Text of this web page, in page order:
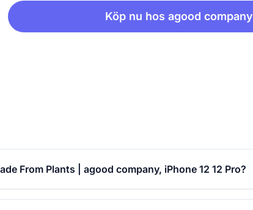
Köp nu hos agood company
From Plants | agood company, iPhone 12 12 Pro?